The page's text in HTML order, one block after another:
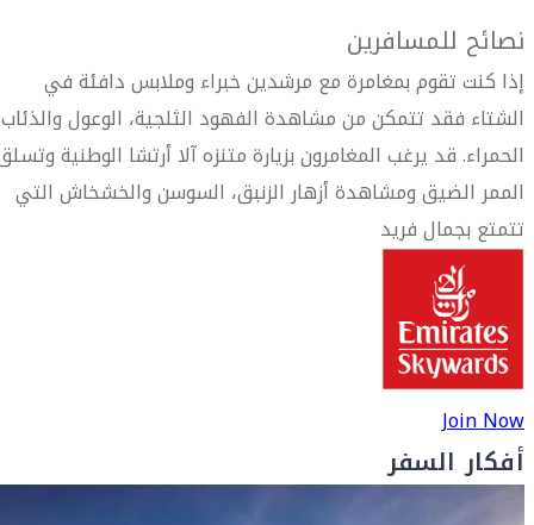
نصائح للمسافرين
إذا كنت تقوم بمغامرة مع مرشدين خبراء وملابس دافئة في
الشتاء فقد تتمكن من مشاهدة الفهود الثلجية، الوعول والذئاب
الحمراء. قد يرغب المغامرون بزيارة متنزه آلا أرتشا الوطنية
الممر الضيق ومشاهدة أزهار الزنبق، السوسن والخشخاش التي
تتمتع بجمال فريد
Join Now
أفكار السفر